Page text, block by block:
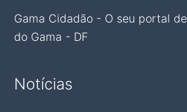
Gama Cidadão - O seu portal
do Gama - DF
Notícias